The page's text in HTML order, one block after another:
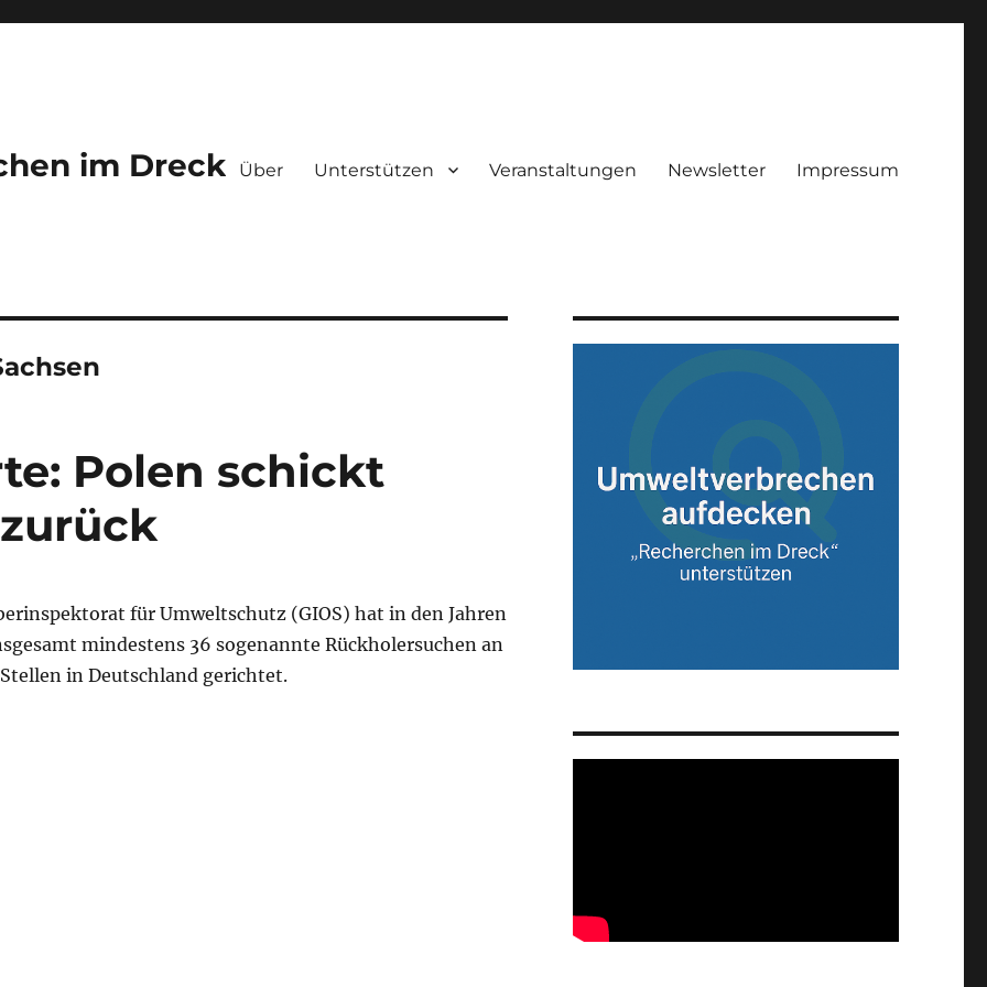
im Dreck Über Unterstützen Veranstaltungen Newsletter Impressum
Polen schickt
für Umweltschutz (GIOS) hat in den Jahren
mindestens 36 sogenannte Rückholersuchen an
in Deutschland gerichtet.
Polen schickt deutschen Abfall zurück“